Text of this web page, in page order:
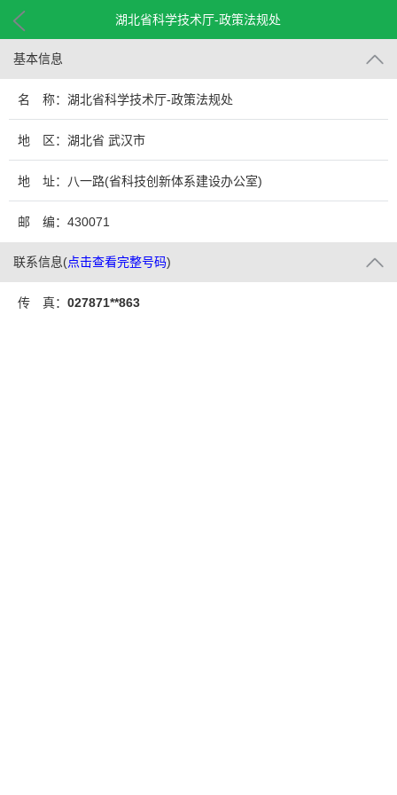
湖北省科学技术厅-政策法规处
基本信息
名 称：湖北省科学技术厅-政策法规处
地 区：湖北省 武汉市
地 址：八一路(省科技创新体系建设办公室)
邮 编：430071
联系信息(点击查看完整号码)
传 真： 027871**863